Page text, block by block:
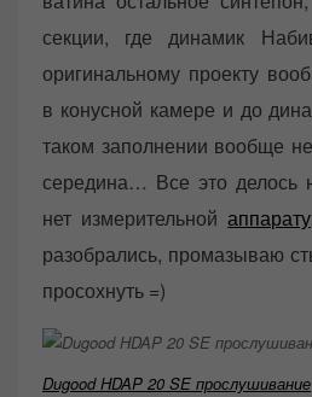
секции, где динамик
оригинальному проекту
в конусной камере и до
таком заполнении вообще
середина… Все это делось
нет измерительной
разобрались, промазываю
просохнуть =)
Dugood HDAP 20 SE прослушивание